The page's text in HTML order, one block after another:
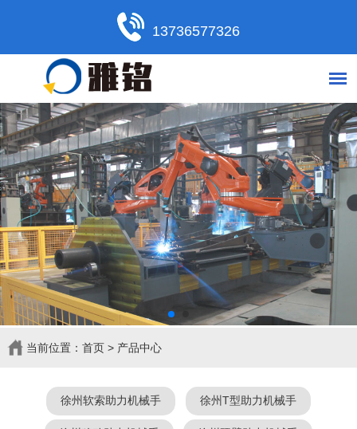
13736577326
当前位置： 首页> 产品中心
徐州软索助力机械手 徐州T型助力机械手